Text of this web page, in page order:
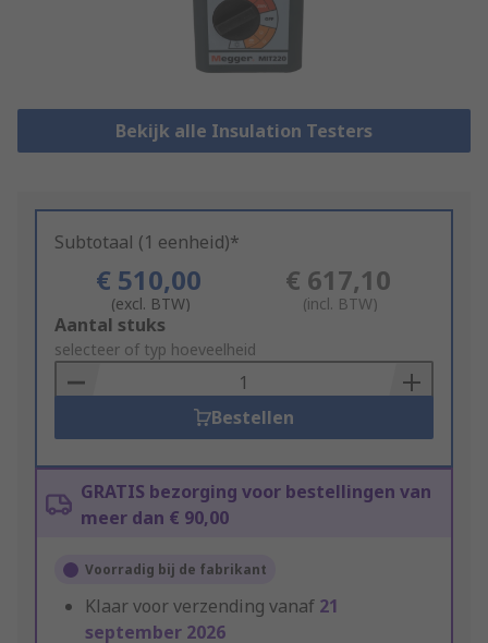
Bekijk alle Insulation Testers
Subtotaal (1 eenheid)*
€ 510,00
(excl. BTW)
€ 617,10
(incl. BTW)
Add
to
Basket
Aantal stuks
selecteer of typ hoeveelheid
Bestellen
GRATIS bezorging voor bestellingen van
meer dan € 90,00
Voorradig bij de fabrikant
Klaar voor verzending vanaf 21
september 2026